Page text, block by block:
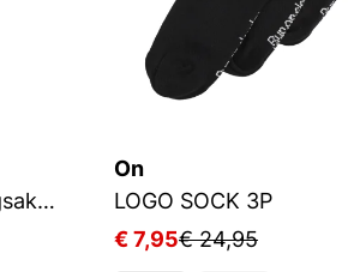
Sportsocken kurz Atmungsaktiv Bequem Perfekte Passform Tennissocken Verstärkt Herren und Damen pro tex
On
LOGO SOCK 3P
€ 7,95€ 24,95